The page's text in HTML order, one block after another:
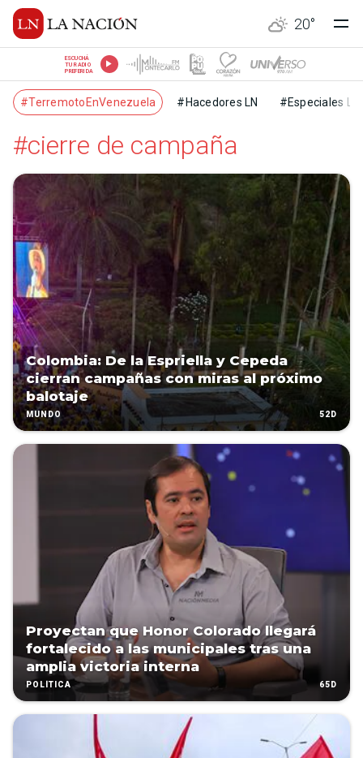
20°
ESCUCHÁ
TU RADIO
PREFERIDA
#TerremotoEnVenezuela #Hacedores LN #Especiales LN
#cierre de campaña
Colombia: De la Espriella y Cepeda
cierran campañas con miras al próximo
balotaje
MUNDO 52D
Proyectan que Honor Colorado llegará
fortalecido a las municipales tras una
amplia victoria interna
POLÍTICA 65D